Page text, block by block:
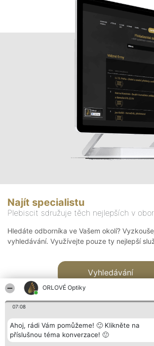
ORLOVÉ Optiky
07:08
Ahoj, rádi Vám pomůžeme! 🙂 Klikněte na
příslušnou téma konverzace! 🙂
Najít specialistu
Plebiscit sdružuje těch nejlepších v
Hledáte odborníka ve Vašem okolí?
vyhledávání. Využívejte pouze ty nejlepší
Vyhledávání